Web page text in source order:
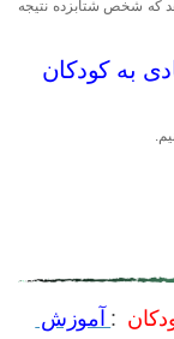
که شخص شتابزده نتیجه
به کودکان
: آموزش